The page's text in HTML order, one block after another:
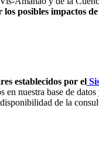
posibles impactos
establecidos por el
nuestra base de
de la